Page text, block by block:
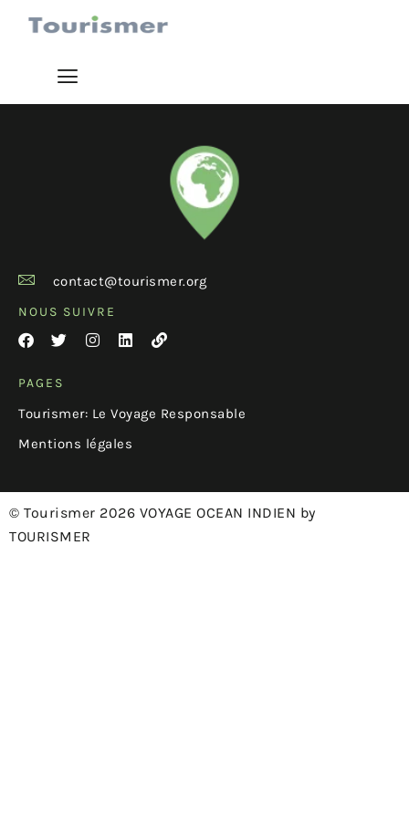
contact@tourismer.org
NOUS SUIVRE
PAGES
Tourismer: Le Voyage Responsable
Mentions légales
© Tourismer 2026 VOYAGE OCEAN INDIEN by
TOURISMER